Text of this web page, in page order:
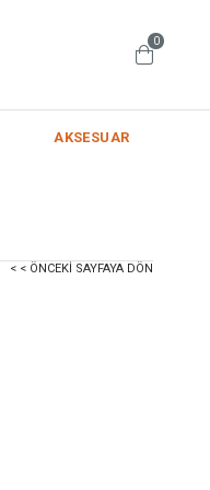
0
AKSESUAR
< < ÖNCEKI SAYFAYA DÖN